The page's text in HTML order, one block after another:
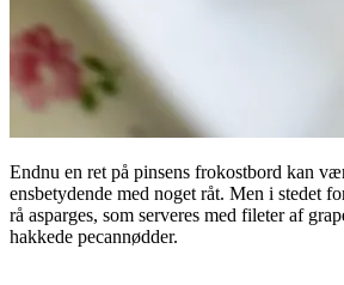
Endnu en ret på pinsens frokostbord kan
ensbetydende med noget råt. Men i stedet
rå asparges, som serveres med fileter af
hakkede pecannødder.